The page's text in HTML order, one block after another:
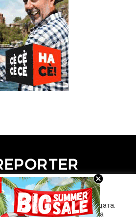
(cookies)
оптимизирање на страницата.
се од суштинско значење за